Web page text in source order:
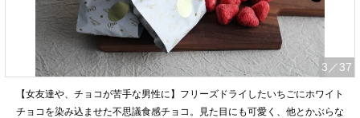
3 ／37
【女友達や、チョコが苦手な男性に】フリーズドライしたいちごにホワイト
チョコを染み込ませた不思議食感チョコ。見た目にも可愛く、他とかぶらな